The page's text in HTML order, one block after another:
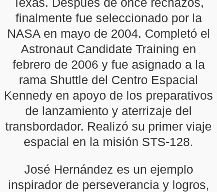
finalmente fue seleccionado por la
NASA en mayo de 2004. Completó el
Astronaut Candidate Training en
febrero de 2006 y fue asignado a la
rama Shuttle del Centro Espacial
Kennedy en apoyo de los preparativos
de lanzamiento y aterrizaje del
transbordador. Realizó su primer viaje
espacial en la misión STS-128.
José Hernández es un ejemplo
inspirador de perseverancia y logros,